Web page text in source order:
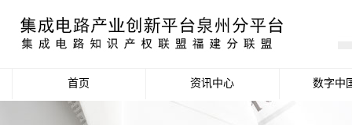
首页 资讯中心 数字中